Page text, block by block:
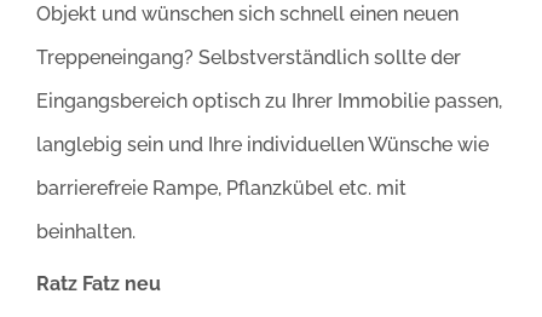
Objekt und wünschen sich schnell einen neuen
Treppeneingang? Selbstverständlich sollte der
Eingangsbereich optisch zu Ihrer Immobilie passen,
langlebig sein und Ihre individuellen Wünsche wie
barrierefreie Rampe, Pflanzkübel etc. mit
beinhalten.
Ratz Fatz neu